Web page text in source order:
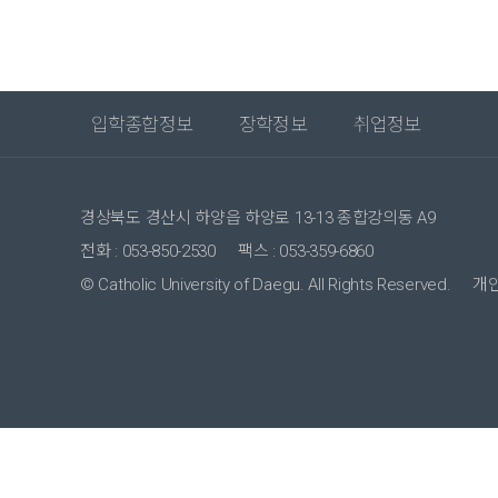
입학종합정보 장학정보 취업정보
경상북도 경산시 하양읍 하양로 13-13 종합강의동 A9
전화 : 053-850-2530
팩스 : 053-359-6860
© Catholic University of Daegu. All Rights Reserved.
개